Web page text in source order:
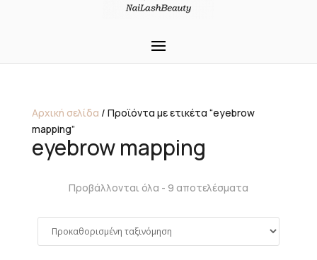
Αρχική σελίδα / Προϊόντα με ετικέτα “eyebrow
mapping”
eyebrow mapping
Προβάλλονται όλα - 9 αποτελέσματα